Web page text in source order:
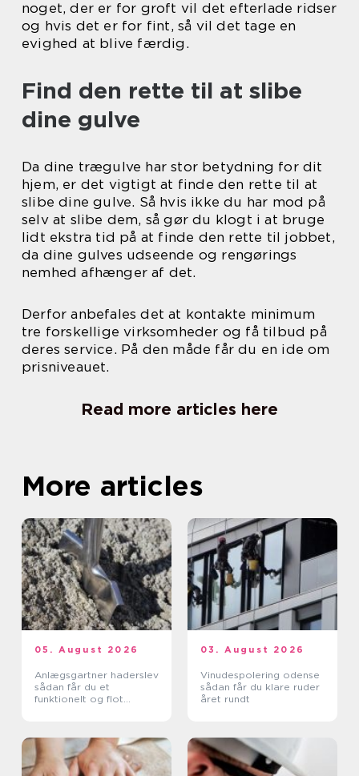
noget, der er for groft vil det efterlade ridser
og hvis det er for fint, så vil det tage en
evighed at blive færdig.
Find den rette til at slibe
dine gulve
Da dine trægulve har stor betydning for dit
hjem, er det vigtigt at finde den rette til at
slibe dine gulve. Så hvis ikke du har mod på
selv at slibe dem, så gør du klogt i at bruge
lidt ekstra tid på at finde den rette til jobbet,
da dine gulves udseende og rengørings
nemhed afhænger af det.
Derfor anbefales det at kontakte minimum
tre forskellige virksomheder og få tilbud på
deres service. På den måde får du en ide om
prisniveauet.
Read more articles here
More articles
05. August 2026
Anlægsgartner haderslev
sådan får du et
funktionelt og flot
03. August 2026
Vinudespolering odense
sådan får du klare ruder
året rundt